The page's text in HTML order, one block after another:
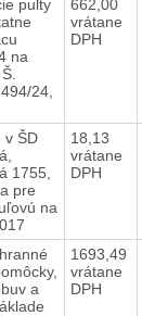
pulty
na
24,
662,00
vrátane
DPH
v ŠD
1755,
pre
na
18,13
vrátane
DPH
a
1693,49
vrátane
DPH